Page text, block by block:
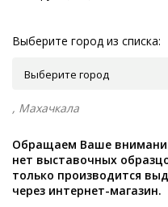
Выберите город из списка:
Выберите город
, Махачкала
Обращаем Ваше
нет выставочных
только производится
через интернет-магазин.